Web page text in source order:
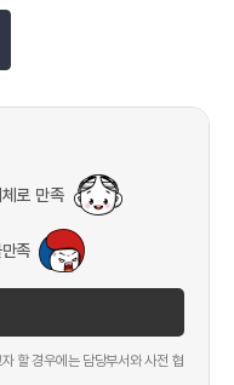
체로 만족
족
할 경우에는 담당부서와 사전 협